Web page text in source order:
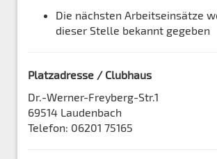
Die nächsten Arbeitseinsätze
dieser Stelle bekannt gegeben
Platzadresse / Clubhaus
Dr.-Werner-Freyberg-Str.1
69514 Laudenbach
Telefon: 06201 75165